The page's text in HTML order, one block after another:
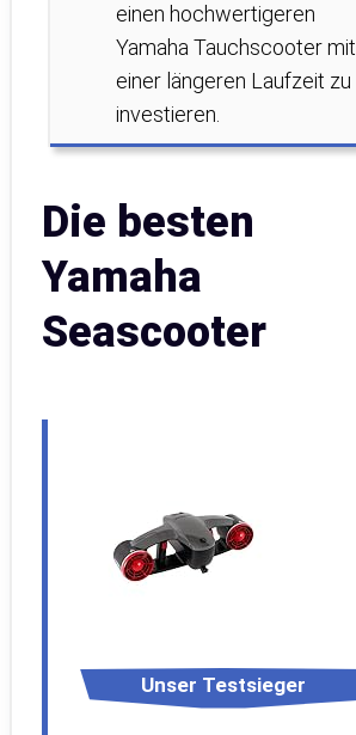
einen hochwertigeren
Yamaha Tauchscooter mit
einer längeren Laufzeit zu
investieren.
Die besten
Yamaha
Seascooter
Unser Testsieger